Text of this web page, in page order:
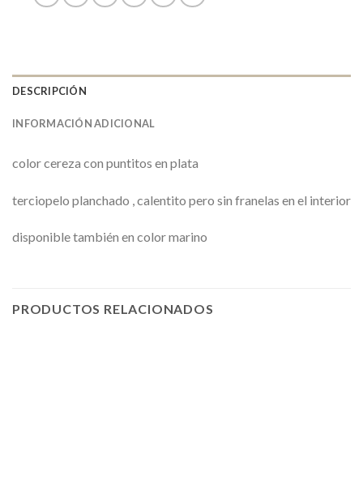
DESCRIPCIÓN
INFORMACIÓN ADICIONAL
color cereza con puntitos en plata
terciopelo planchado , calentito pero sin franelas en el interior
disponible también en color marino
PRODUCTOS RELACIONADOS